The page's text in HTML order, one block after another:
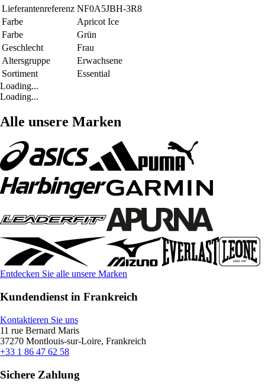
Lieferantenreferenz NF0A5JBH-3R8
Farbe
Apricot Ice
Farbe
Grün
Geschlecht
Frau
Altersgruppe
Erwachsene
Sortiment
Essential
Loading...
Loading...
Alle unsere Marken
Entdecken Sie alle unsere Marken
Kundendienst in Frankreich
Kontaktieren Sie uns
11 rue Bernard Maris
37270 Montlouis-sur-Loire, Frankreich
+33 1 86 47 62 58
Sichere Zahlung